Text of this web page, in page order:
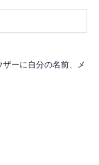
ーに自分の名前、メ